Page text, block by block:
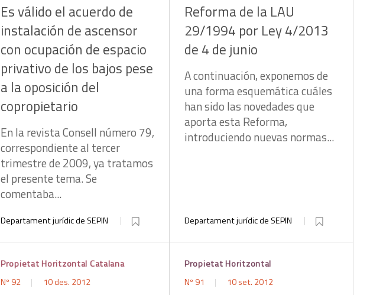
Es válido el acuerdo de
instalación de ascensor
con ocupación de espacio
privativo de los bajos pese
a la oposición del
copropietario
En la revista Consell número 79,
correspondiente al tercer
trimestre de 2009, ya tratamos
el presente tema. Se
comentaba...
Departament jurídic de SEPIN
Reforma de la LAU
29/1994 por Ley 4/2013
de 4 de junio
A continuación, exponemos de
una forma esquemática cuáles
han sido las novedades que
aporta esta Reforma,
introduciendo nuevas normas...
Departament jurídic de SEPIN
Propietat Horitzontal Catalana
Nº 92
10 des. 2012
Propietat Horitzontal
Nº 91
10 set. 2012